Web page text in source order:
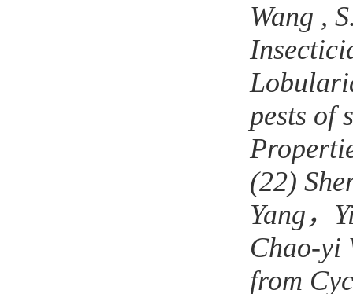
Wang ,
pests of
(22)
Yang ，
Chao-yi
from